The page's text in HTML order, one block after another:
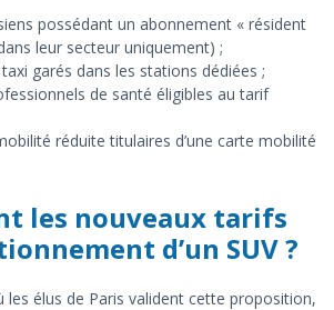
possédant un abonnement « résident
leur secteur uniquement) ;
garés dans les stations dédiées ;
de santé éligibles au tarif
réduite titulaires d’une carte mobilité
les nouveaux tarifs
d’un SUV ?
les élus de Paris valident cette proposition,